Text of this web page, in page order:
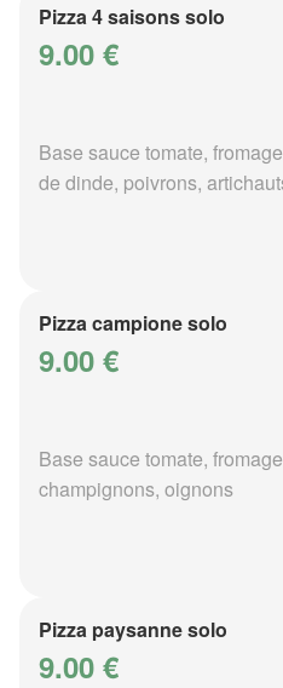
Pizza 4 saisons solo
9.00 €
Base sauce tomate,
de dinde, poivrons,
Pizza campione solo
9.00 €
Base sauce tomate,
champignons, oignons
Pizza paysanne solo
9.00 €